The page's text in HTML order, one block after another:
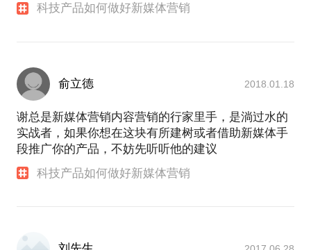
进行互动直播，体现V9的超强性能。
整个项目的效果管理、客户的期望值管理
解决项目执行过程中出现的种种难题
项目业绩：
超过千张的素材内容输出
实现过百万量级的图文传播量
实现超过30万的视频直播观看人数
项目成为荣耀内部的重点事项，并引起后续的一系列
科技产品如何做好新媒体营销
俞立德 2018.01.18
谢总是新媒体营销内容营销的行家里手，是淌过水的
实战者，如果你想在这块有所建树或者借助新媒体手
段推广你的产品，不妨先听听他的建议
科技产品如何做好新媒体营销